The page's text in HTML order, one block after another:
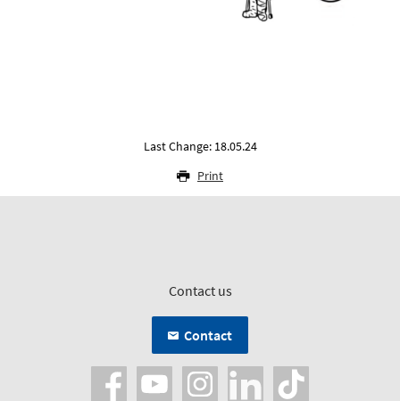
Last Change: 18.05.24
Print
Contact us
Contact